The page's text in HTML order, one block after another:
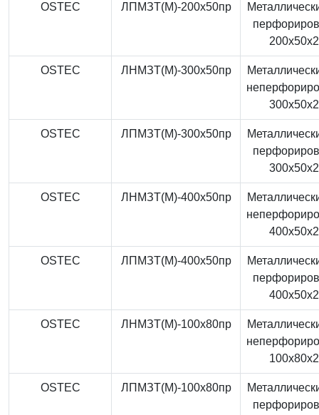
OSTEC ЛПМЗТ(М)-200x50пр
OSTEC ЛНМЗТ(М)-300x50пр
OSTEC ЛПМЗТ(М)-300x50пр
OSTEC ЛНМЗТ(М)-400x50пр
OSTEC ЛПМЗТ(М)-400x50пр
OSTEC ЛНМЗТ(М)-100x80пр
OSTEC ЛПМЗТ(М)-100x80пр